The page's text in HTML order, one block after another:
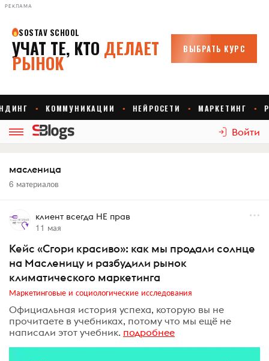
РЕКЛАМА
Войти
масленица
6 материалов
клиент всегда НЕ прав
11 мая
Кейс «Сгори красиво»: как мы продали солнце
на Масленицу и разбудили рынок
климатического маркетинга
Маркетинговые и социологические исследования
Официальная история успеха, которую вы не
прочитаете в учебниках, потому что мы ещё не
написали этот учебник. подробнее